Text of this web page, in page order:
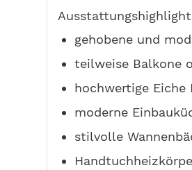
gehobene und
teilweise Balkone
hochwertige
moderne
stilvolle